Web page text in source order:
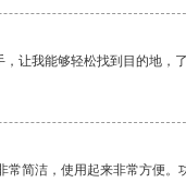
让我能够轻松找到目的地，
常简洁，使用起来非常方便。